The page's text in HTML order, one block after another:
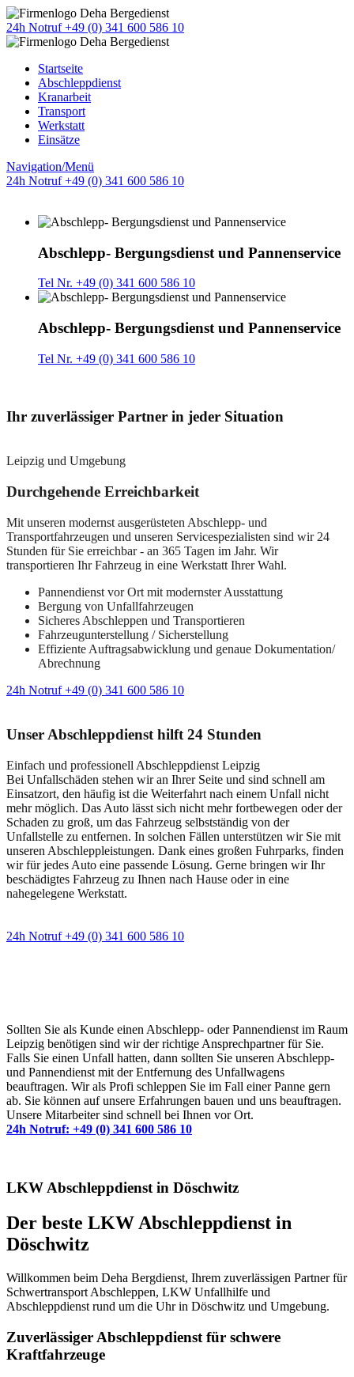
24h Notruf +49 (0) 341 600 586 10
Startseite
Abschleppdienst
Kranarbeit
Transport
Werkstatt
Einsätze
Navigation/Menü
24h Notruf +49 (0) 341 600 586 10
Abschlepp- Bergungsdienst und Pannenservice
Tel Nr. +49 (0) 341 600 586 10
Abschlepp- Bergungsdienst und Pannenservice
Tel Nr. +49 (0) 341 600 586 10
Ihr zuverlässiger Partner in jeder Situation
Leipzig und Umgebung
Durchgehende Erreichbarkeit
Mit unseren modernst ausgerüsteten Abschlepp- und
Transportfahrzeugen und unseren Servicespezialisten sind wir 24
Stunden für Sie erreichbar - an 365 Tagen im Jahr. Wir
transportieren Ihr Fahrzeug in eine Werkstatt Ihrer Wahl.
Pannendienst vor Ort mit modernster Ausstattung
Bergung von Unfallfahrzeugen
Sicheres Abschleppen und Transportieren
Fahrzeugunterstellung / Sicherstellung
Effiziente Auftragsabwicklung und genaue Dokumentation/
Abrechnung
24h Notruf +49 (0) 341 600 586 10
Unser Abschleppdienst hilft 24 Stunden
Einfach und professionell Abschleppdienst Leipzig
Bei Unfallschäden stehen wir an Ihrer Seite und sind schnell am
Einsatzort, den häufig ist die Weiterfahrt nach einem Unfall nicht
mehr möglich. Das Auto lässt sich nicht mehr fortbewegen oder der
Schaden zu groß, um das Fahrzeug selbstständig von der
Unfallstelle zu entfernen. In solchen Fällen unterstützen wir Sie mit
unseren Abschleppleistungen. Dank eines großen Fuhrparks, finden
wir für jedes Auto eine passende Lösung. Gerne bringen wir Ihr
beschädigtes Fahrzeug zu Ihnen nach Hause oder in eine
nahegelegene Werkstatt.
24h Notruf +49 (0) 341 600 586 10
Sollten Sie als Kunde einen Abschlepp- oder Pannendienst im Raum
Leipzig benötigen sind wir der richtige Ansprechpartner für Sie.
Falls Sie einen Unfall hatten, dann sollten Sie unseren Abschlepp-
und Pannendienst mit der Entfernung des Unfallwagens
beauftragen. Wir als Profi schleppen Sie im Fall einer Panne gern
ab. Sie können auf unsere Erfahrungen bauen und uns beauftragen.
Unsere Mitarbeiter sind schnell bei Ihnen vor Ort.
24h Notruf: +49 (0) 341 600 586 10
LKW Abschleppdienst in Döschwitz
Der beste LKW Abschleppdienst in
Döschwitz
Willkommen beim Deha Bergdienst, Ihrem zuverlässigen Partner für
Schwertransport Abschleppen, LKW Unfallhilfe und
Abschleppdienst rund um die Uhr in Döschwitz und Umgebung.
Zuverlässiger Abschleppdienst für schwere
Kraftfahrzeuge